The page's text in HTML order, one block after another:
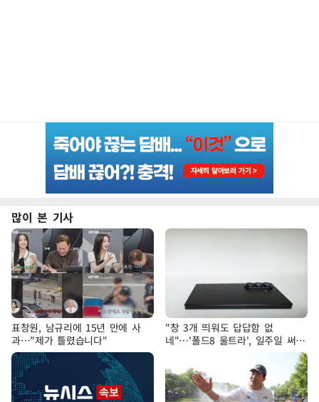
많이 본 기사
표창원, 남규리에 15년 만에 사
과…"제가 틀렸습니다"
"창 3개 띄워도 답답함 없
네"…'폴드8 울트라', 일주일 써보